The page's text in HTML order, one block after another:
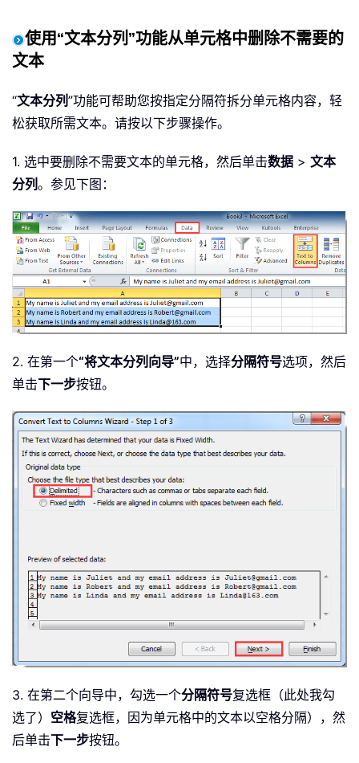
使用“文本分列”功能从单元格中删除不需要的
文本
“文本分列”功能可帮助您按指定分隔符拆分单元格内容，轻
松获取所需文本。请按以下步骤操作。
1. 选中要删除不需要文本的单元格，然后单击数据 > 文本
分列。参见下图：
2. 在第一个“将文本分列向导”中，选择分隔符号选项，然后
单击下一步按钮。
3. 在第二个向导中，勾选一个分隔符号复选框（此处我勾
选了） 空格复选框，因为单元格中的文本以空格分隔），然
后单击下一步按钮。